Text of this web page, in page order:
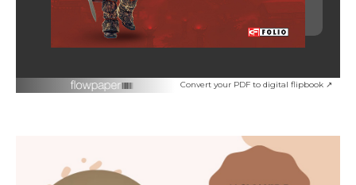
Convert your PDF to digital flipbook ↗